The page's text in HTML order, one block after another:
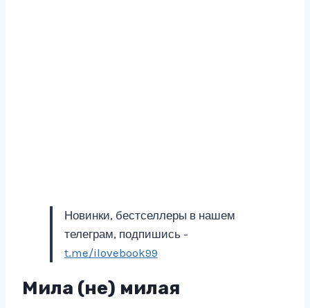
Новинки, бестселлеры в нашем
телеграм, подпишись -
t.me/ilovebook99
Мила (не) милая